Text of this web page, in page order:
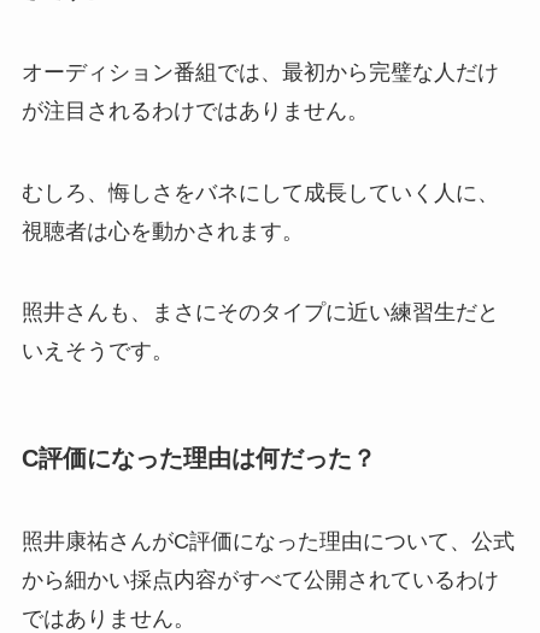
オーディション番組では、最初から完璧な人だけ
が注目されるわけではありません。
むしろ、悔しさをバネにして成長していく人に、
視聴者は心を動かされます。
照井さんも、まさにそのタイプに近い練習生だと
いえそうです。
C評価になった理由は何だった？
照井康祐さんがC評価になった理由について、公式
から細かい採点内容がすべて公開されているわけ
ではありません。